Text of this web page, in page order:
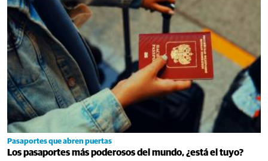
Pasaportes que abren puertas
Los pasaportes más poderosos del mundo, ¿está el tuyo?